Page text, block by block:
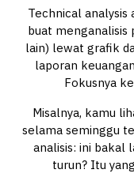
Technical analysis
buat menganalisis
lain) lewat grafik
laporan
Fokusnya
Misalnya, kamu
selama seminggu
analisis: ini bakal
turun? Itu